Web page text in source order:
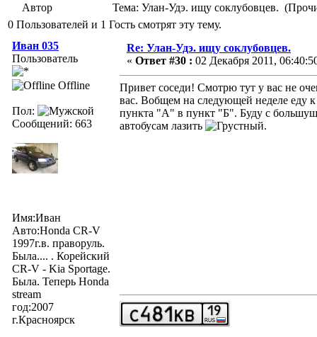
Автор
Тема: Улан-Удэ. ищу соклубовцев.
0 Пользователей и 1 Гость смотрят эту тему.
Иван 035
Пользователь
Offline
Пол:
Сообщений: 663
Имя:Иван
Авто:Honda CR-V
1997г.в. праворуль.
Была.... . Корейский
CR-V - Kia Sportage.
Была. Теперь Honda
stream
год:2007
г.Красноярск
Re: Улан-Удэ. ищу соклубовцев.
« Ответ #30 : 02 Декабря 2011,
Привет соседи! Смотрю тут у вас не
вас. Вобщем на следующей неделе еду
пункта "А" в пункт "Б". Буду с
автобусам лазить
.